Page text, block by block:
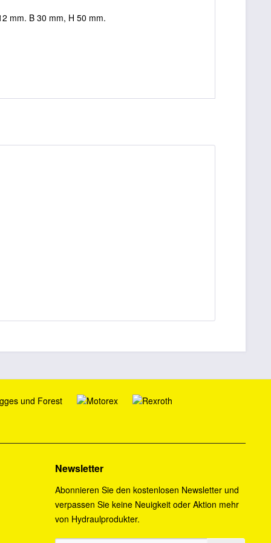
mm. B 30 mm, H 50 mm.
Newsletter
Abonnieren Sie den kostenlosen Newsletter und
verpassen Sie keine Neuigkeit oder Aktion mehr
von Hydraulprodukter.